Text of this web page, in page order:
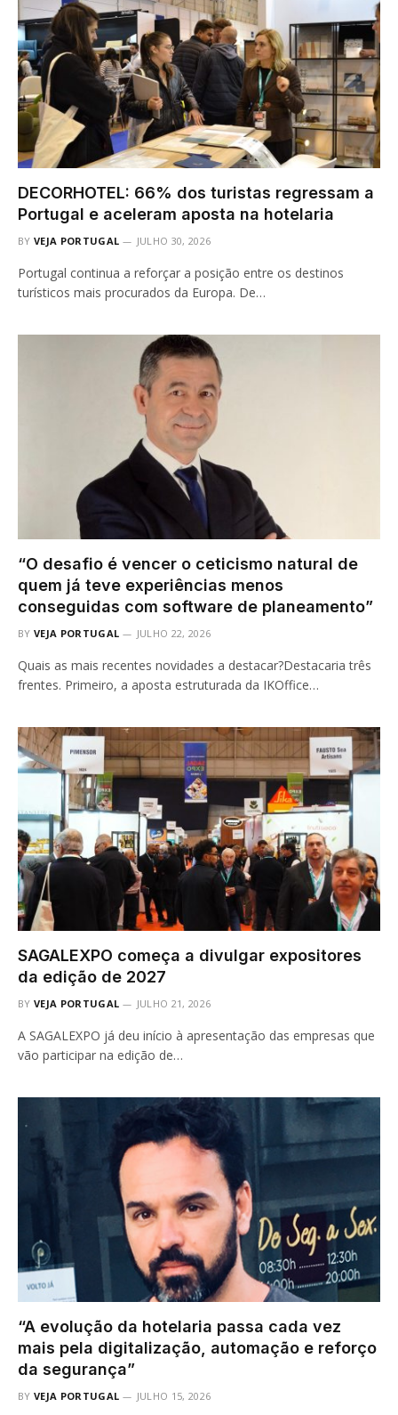
DECORHOTEL: 66% dos turistas regressam a
Portugal e aceleram aposta na hotelaria
BY VEJA PORTUGAL JULHO 30, 2026
Portugal continua a reforçar a posição entre os destinos
turísticos mais procurados da Europa. De…
“O desafio é vencer o ceticismo natural de
quem já teve experiências menos
conseguidas com software de planeamento”
BY VEJA PORTUGAL JULHO 22, 2026
Quais as mais recentes novidades a destacar?Destacaria três
frentes. Primeiro, a aposta estruturada da IKOffice…
SAGALEXPO começa a divulgar expositores
da edição de 2027
BY VEJA PORTUGAL JULHO 21, 2026
A SAGALEXPO já deu início à apresentação das empresas que
vão participar na edição de…
“A evolução da hotelaria passa cada vez
mais pela digitalização, automação e reforço
da segurança”
BY VEJA PORTUGAL JULHO 15, 2026